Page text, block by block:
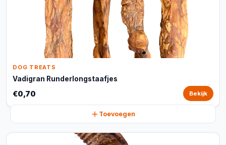
DOG TREATS
Vadigran Runderlongstaafjes
€0,70 Bekijk
Toevoegen